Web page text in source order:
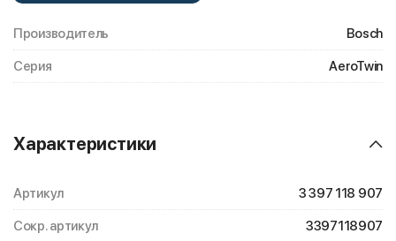
Производитель Bosch
Серия AeroTwin
Характеристики
Артикул 3 397 118 907
Сокр. артикул 3397118907